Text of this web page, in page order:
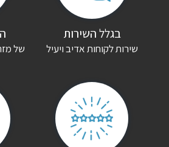
האימייל לא יוצג באתר.
שדות החובה מסומנים
בגלל השירות
שירות לקוחות אדיב ויעיל
של